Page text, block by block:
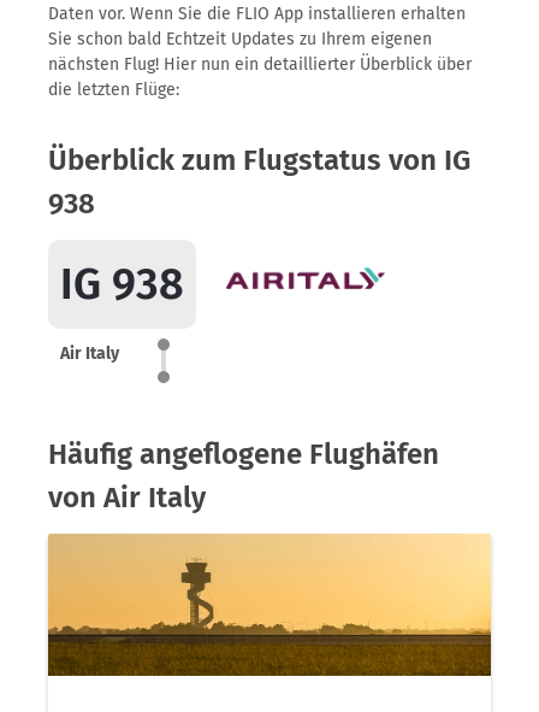
Daten vor. Wenn Sie die FLIO App installieren erhalten
Sie schon bald Echtzeit Updates zu Ihrem eigenen
nächsten Flug! Hier nun ein detaillierter Überblick über
die letzten Flüge:
Überblick zum Flugstatus von IG
938
IG 938
Air Italy
Häufig angeflogene Flughäfen
von Air Italy